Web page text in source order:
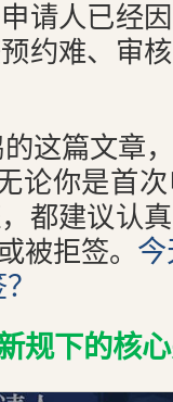
请人已经
约难、审
这篇文章
论你是首
都建议认
被拒签。
规下的核